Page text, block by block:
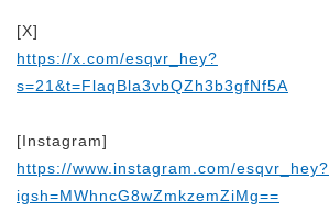
[X]
https://x.com/esqvr_hey?
s=21&t=FlaqBla3vbQZh3b3gfNf5A
[Instagram]
https://www.instagram.com/esqvr_hey?
igsh=MWhncG8wZmkzemZiMg==